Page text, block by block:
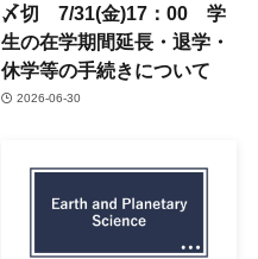
〆切 7/31(金)17：00 学
生の在学期間延長・退学・
休学等の手続きについて
2026-06-30